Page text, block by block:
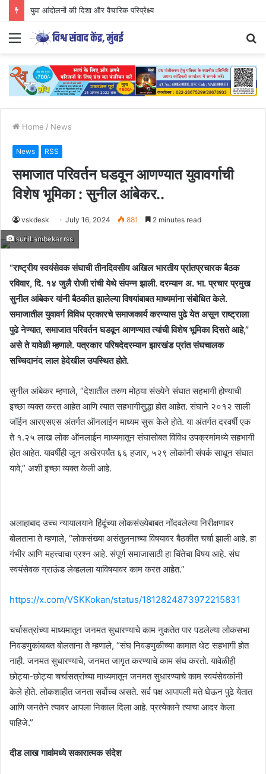
युवा आंदोलनों की दिशा और वैचारिक परिप्रेक्ष्य
Menu
Home / News
News RSS
समाजात परिवर्तन घडवून आणण्यात युवावर्गाची
विशेष भूमिका : सुनील आंबेकर..
vskdesk July 16, 2024 881 2 minutes read
sunil ambekar rss
“राष्ट्रीय स्वयंसेवक संघाची तीनदिवसीय अखिल भारतीय प्रांतप्रचारक बैठक
रविवार, दि. १४ जुलै रोजी रांची येथे संपन्न झाली. दरम्यान अ. भा. प्रचार प्रमुख
सुनील आंबेकर यांनी बैठकीत झालेल्या विषयांबाबत माध्यमांना संबोधित केले.
समाजातील युवावर्ग विविध प्रकारचे समाजकार्य करण्यास पुढे येत असून राष्ट्राला
पुढे नेण्यात, समाजात परिवर्तन घडवून आणण्यात त्यांची विशेष भूमिका दिसते आहे,”
असे ते यावेळी म्हणाले. पत्रकार परिषदेदरम्यान झारखंड प्रांत संघचालक
सच्चिदानंद लाल हेदेखील उपस्थित होते.
सुनील आंबेकर म्हणाले, “देशातील तरुण मोठ्या संख्येने संघात सहभागी होण्याची
इच्छा व्यक्त करत आहेत आणि त्यात सहभागीसुद्धा होत आहेत. संघाने २०१२ साली
जॉईन आरएसएस अंतर्गत ऑनलाईन माध्यम सुरू केले होते. या अंतर्गत दरवर्षी एक
ते १.२५ लाख लोक ऑनलाईन माध्यमातून संघासोबत विविध उपक्रमांमध्ये सहभागी
होत आहेत. यावर्षीही जून अखेरपर्यंत ६६ हजार, ५२९ लोकांनी संपर्क साधून संघात
यावे,” अशी इच्छा व्यक्त केली आहे.
अलाहाबाद उच्च न्यायालयाने हिंदूंच्या लोकसंख्येबाबत नोंदवलेल्या निरीक्षणावर
बोलताना ते म्हणाले, “लोकसंख्या असंतुलनाच्या विषयावर बैठकीत चर्चा झाली आहे. हा
गंभीर आणि महत्त्वाचा प्रश्न आहे. संपूर्ण समाजासाठी हा चिंतेचा विषय आहे. संघ
स्वयंसेवक ग्राऊंड लेव्हलला याविषयावर काम करत आहेत.”
https://x.com/VSKKokan/status/1812824873972215831
चर्चासत्रांच्या माध्यमातून जनमत सुधारण्याचे काम नुकतेत पार पडलेल्या लोकसभा
निवडणुकांबाबत बोलताना ते म्हणाले, “संघ निवडणुकीच्या कामात थेट सहभागी होत
नाही. जनमत सुधारण्याचे, जनमत जागृत करण्याचे काम संघ करतो. यावेळीही
छोट्या-छोट्या चर्चासत्रांच्या माध्यमातून जनमत सुधारण्याचे काम स्वयंसेवकांनी
केले होते. लोकशाहीत जनता सर्वोच्च असते. सर्व पक्ष आपापली मते घेऊन पुढे येतात
आणि जनतेने त्यावर आपला निकाल दिला आहे. प्रत्येकाने त्याचा आदर केला
पाहिजे.”
दीड लाख गावांमध्ये सकारात्मक संदेश